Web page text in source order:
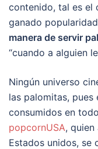
contenido, tal es el
ganado
manera de servir
“cuando a alguien
Ningún universo
las palomitas, pues
consumidos en
popcornUSA,
Estados unidos, se